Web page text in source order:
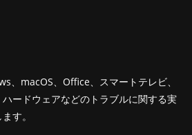
、macOS、Office、スマートテレビ、
ードウェアなどのトラブルに関する実
す。